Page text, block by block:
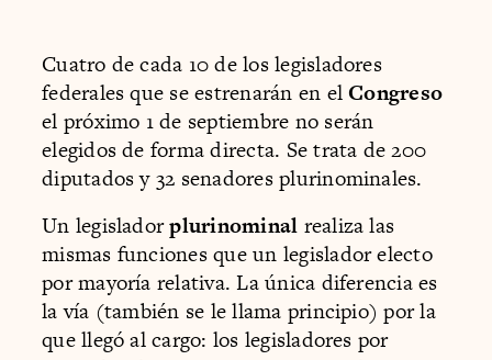
Cuatro de cada 10 de los legisladores
federales que se estrenarán en elCongreso
el próximo 1 de septiembre no serán
elegidos de forma directa. Se trata de 200
diputados y 32 senadores plurinominales.
Un legisladorplurinominal realiza las
mismas funciones que un legislador electo
por mayoría relativa. La única diferencia es
la vía (también se le llama principio) por la
que llegó al cargo: los legisladores por